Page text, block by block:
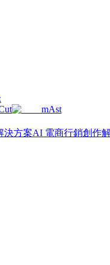
mAst
決方案AI 電商行銷創作